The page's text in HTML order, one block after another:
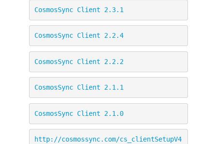
CosmosSync Client 2.3.1
CosmosSync Client 2.2.4
CosmosSync Client 2.2.2
CosmosSync Client 2.1.1
CosmosSync Client 2.1.0
http://cosmossync.com/cs_clientSetupV4